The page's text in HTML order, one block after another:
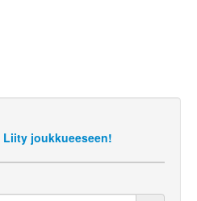
Liity joukkueeseen!